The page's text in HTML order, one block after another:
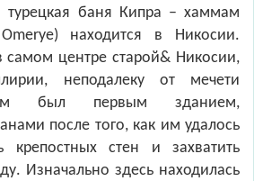
турецкая баня Кипра – хаммам
находится в Никосии.
самом центре старой& Никосии,
неподалеку от мечети
был первым зданием,
после того, как им удалось
крепостных стен и захватить
Изначально здесь находилась